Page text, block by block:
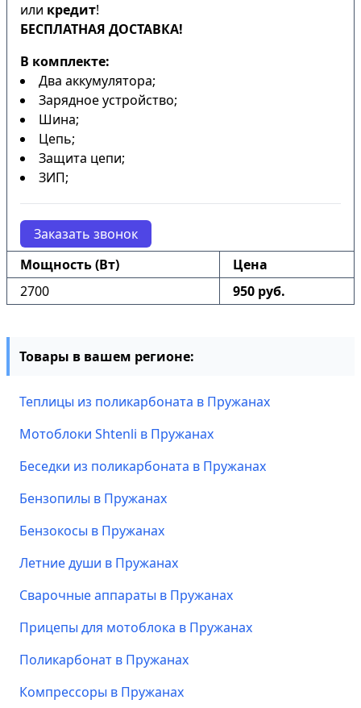
или кредит!
БЕСПЛАТНАЯ ДОСТАВКА!
В комплекте:
Два аккумулятора;
Зарядное устройство;
Шина;
Цепь;
Защита цепи;
ЗИП;
Заказать звонок
Мощность (Вт)
Цена
2700
950 руб.
Товары в вашем регионе:
Теплицы из поликарбоната в Пружанах
Мотоблоки Shtenli в Пружанах
Беседки из поликарбоната в Пружанах
Бензопилы в Пружанах
Бензокосы в Пружанах
Летние души в Пружанах
Сварочные аппараты в Пружанах
Прицепы для мотоблока в Пружанах
Поликарбонат в Пружанах
Компрессоры в Пружанах